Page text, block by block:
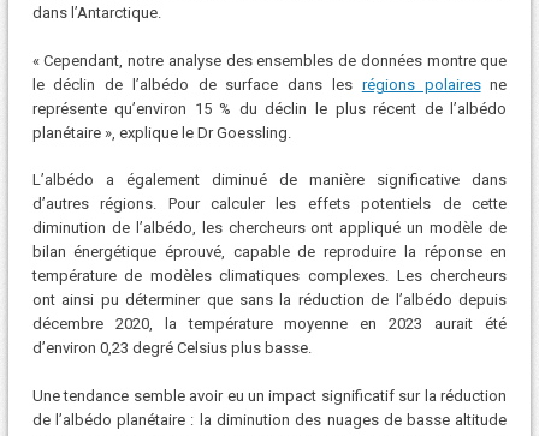
dans l’Antarctique.
« Cependant, notre analyse des ensembles de données montre que
le déclin de l’albédo de surface dans les régions polairesne
représente qu’environ 15 % du déclin le plus récent de l’albédo
planétaire », explique le Dr Goessling.
L’albédo a également diminué de manière significative dans
d’autres régions. Pour calculer les effets potentiels de cette
diminution de l’albédo, les chercheurs ont appliqué un modèle de
bilan énergétique éprouvé, capable de reproduire la réponse en
température de modèles climatiques complexes. Les chercheurs
ont ainsi pu déterminer que sans la réduction de l’albédo depuis
décembre 2020, la température moyenne en 2023 aurait été
d’environ 0,23 degré Celsius plus basse.
Une tendance semble avoir eu un impact significatif sur la réduction
de l’albédo planétaire : la diminution des nuages ​​de basse altitude